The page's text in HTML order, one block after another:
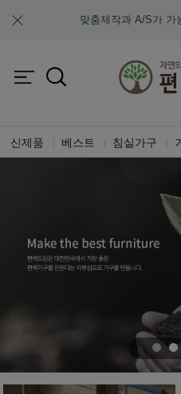
맞춤제작과 A/S가 가
업계최초, 업계유일 체
신제품 베스트 침실가구